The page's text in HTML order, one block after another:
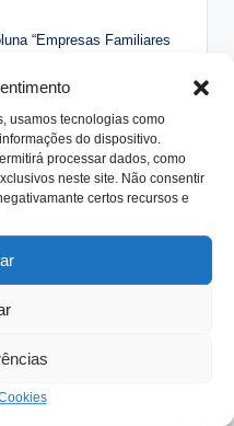
usamos tecnologias como
do dispositivo.
processar dados, como
neste site. Não consentir
certos recursos e
“Empresas Familiares
consultório
perguntas
Costa
de
de Sucessão,